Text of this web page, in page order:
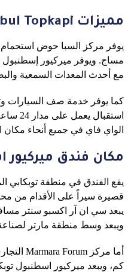
مميزات Uranus Istanbul Topkapi
يوفر مركز السبا حوض
مساج. ويوفر ميركيور إسطنبول
مع أحدث المعدات السمعية
كما يوفر خدمة صف السيارات
الواي فاي في جميع أنحاء مكان
مكان فندق ميركيور
يقع الفندق في منطقة توبكابي
قصيرة سيراً على الأقدام من
ويبعد وسط منطقة مارتر لصناعة